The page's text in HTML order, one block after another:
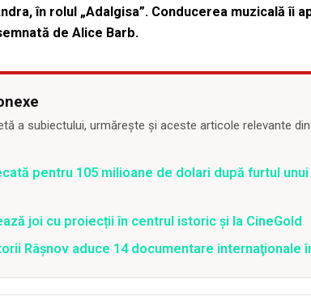
în rolul „Adalgisa”. Conducerea muzicală îi
de Alice Barb.
a subiectului, urmărește și aceste articole relevante
pentru 105 milioane de dolari după furtul
joi cu proiecții în centrul istoric și la CineGold
Râşnov aduce 14 documentare internaţionale